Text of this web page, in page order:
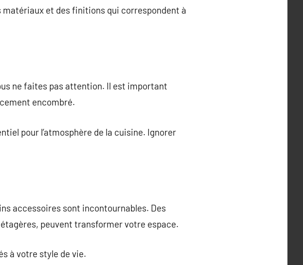
et des finitions qui correspondent à
ne faites pas attention. Il est important
encombré.
pour l’atmosphère de la cuisine. Ignorer
accessoires sont incontournables. Des
peuvent transformer votre espace.
à votre style de vie.